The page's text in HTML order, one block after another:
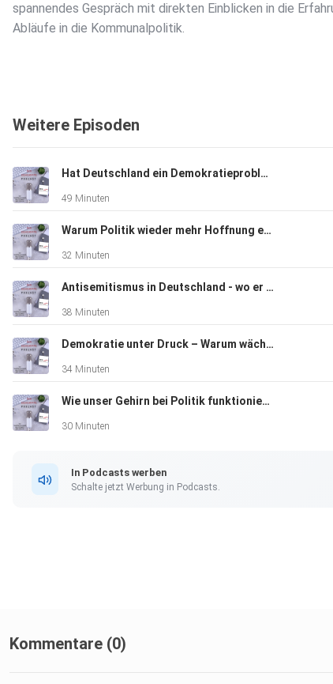
spannendes Gespräch mit direkten Einblicken in die
Abläufe in die Kommunalpolitik.
Weitere Episoden
Hat Deutschland ein Demokratieproblem – oder ein Leistungsproblem? mit Jan Fleischhauer
49 Minuten
Warum Politik wieder mehr Hoffnung erzählen muss – mit Ali Doğan
32 Minuten
Antisemitismus in Deutschland - wo er beginnt und was er bewirkt mit Daniel Neumann
38 Minuten
Demokratie unter Druck – Warum wächst die Unzufriedenheit?
34 Minuten
Wie unser Gehirn bei Politik funktioniert – mit Dr. Liya Yu
30 Minuten
In Podcasts werben
Schalte jetzt Werbung in Podcasts.
Kommentare (0)